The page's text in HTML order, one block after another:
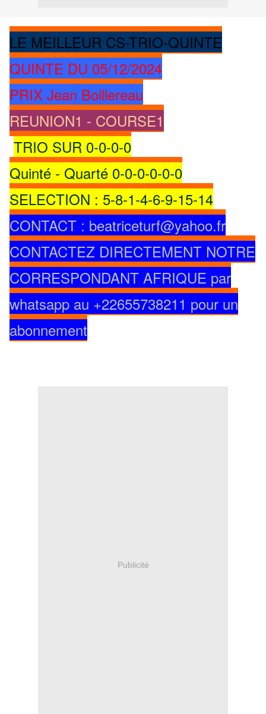
LE MEILLEUR CS-TRIO-QUINTE
QUINTE DU 05/12/2024
PRIX Jean Boillereau
REUNION1 - COURSE1
TRIO SUR 0-0-0-0
Quinté - Quarté 0-0-0-0-0-0
SELECTION : 5-8-1-4-6-9-15-14
CONTACT : beatriceturf@yahoo.fr
CONTACTEZ DIRECTEMENT NOTRE
CORRESPONDANT AFRIQUE par
whatsapp au +22655738211 pour un
abonnement
Publicité